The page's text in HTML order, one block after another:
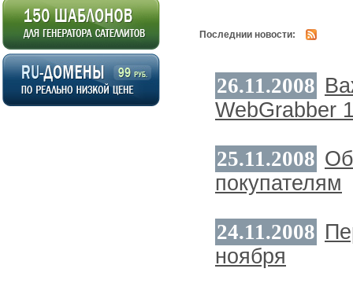
Последнии новости:
26.11.2008
WebGrabber
25.11.2008
покупателям
24.11.2008
ноября